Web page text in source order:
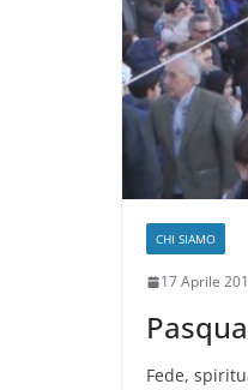
CHI SIAMO
17 Aprile
Fede,